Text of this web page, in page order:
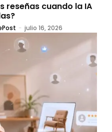
reseñas cuando la IA
- julio 16, 2026